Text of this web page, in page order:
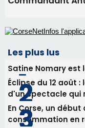
Les plus lus
Satine Nomary est
Éclipse du 12 août
d'un spectacle qui
En Corse, un
consommation en